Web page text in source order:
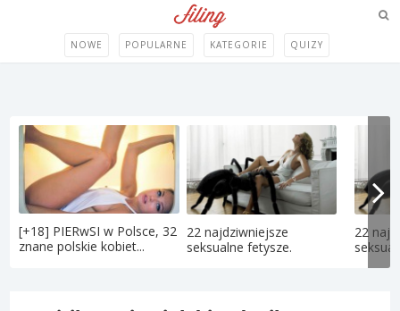
NOWE POPULARNE KATEGORIE QUIZY
[+18] PIERwSI w Polsce, 32
znane polskie kobiet...
22 najdziwniejsze
seksualne fetysze.
22